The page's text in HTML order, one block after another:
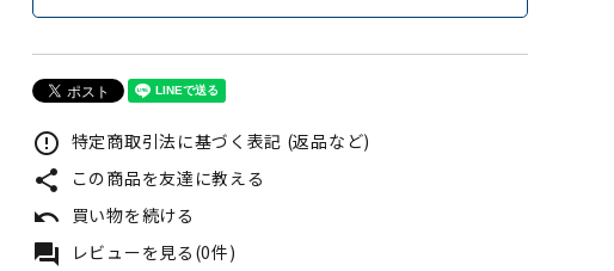
error_outline 特定商取引法に基づく表記 (返品など)
share この商品を友達に教える
undo 買い物を続ける
forum レビューを見る(0件)